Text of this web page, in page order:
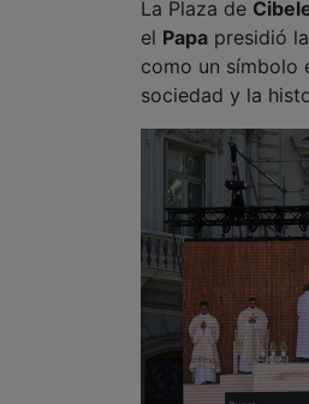
La Plaza de
el Papa presidió
como un símbolo
sociedad y la